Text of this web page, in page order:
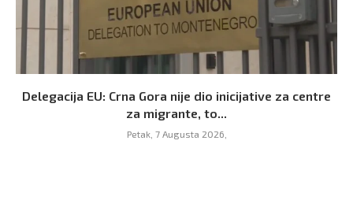
Delegacija EU: Crna Gora nije dio inicijative za centre
za migrante, to...
Petak, 7 Augusta 2026,